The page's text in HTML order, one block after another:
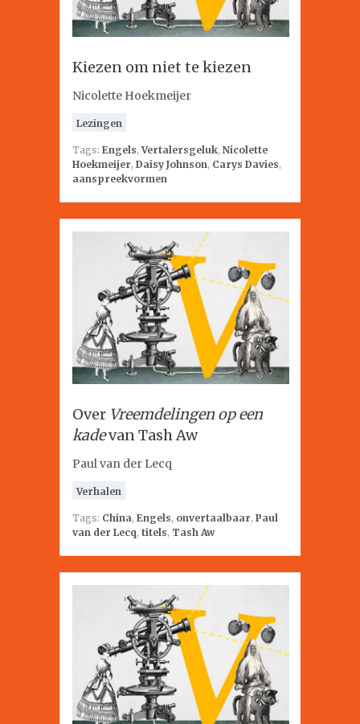
Kiezen om niet te kiezen
Nicolette Hoekmeijer
Lezingen
Tags: Engels,Vertalersgeluk, Nicolette
Hoekmeijer, Daisy Johnson, Carys Davies,
aanspreekvormen
Over Vreemdelingen op een
kadevan Tash Aw
Paul van der Lecq
Verhalen
Tags: China, Engels, onvertaalbaar, Paul
van der Lecq, titels, Tash Aw